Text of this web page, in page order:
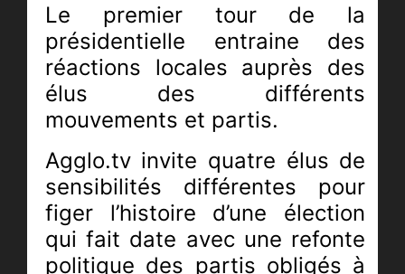
Le premier tour de la
présidentielle entraine des
réactions locales auprès des
élus des différents
mouvements et partis.
Agglo.tv invite quatre élus de
sensibilités différentes pour
figer l’histoire d’une élection
qui fait date avec une refonte
politique des partis obligés à